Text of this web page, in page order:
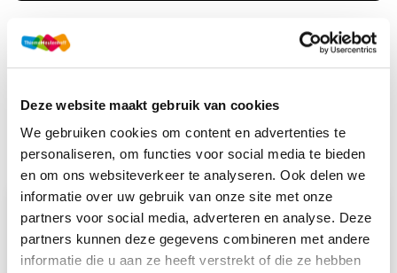
Deze website maakt gebruik van cookies
We gebruiken cookies om content en advertenties te
personaliseren, om functies voor social media te bieden
en om ons websiteverkeer te analyseren. Ook delen we
informatie over uw gebruik van onze site met onze
partners voor social media, adverteren en analyse. Deze
partners kunnen deze gegevens combineren met andere
informatie die u aan ze heeft verstrekt of die ze hebben
MEER LEZEN